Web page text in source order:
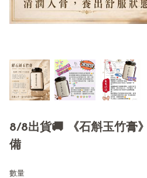
8/8出貨🚚 《石斛玉竹膏
備
數量